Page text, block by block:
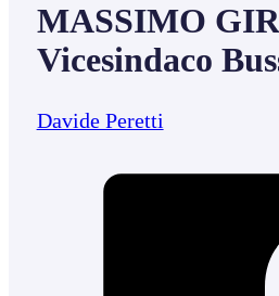
MASSIMO
Vicesindaco
Davide Peretti